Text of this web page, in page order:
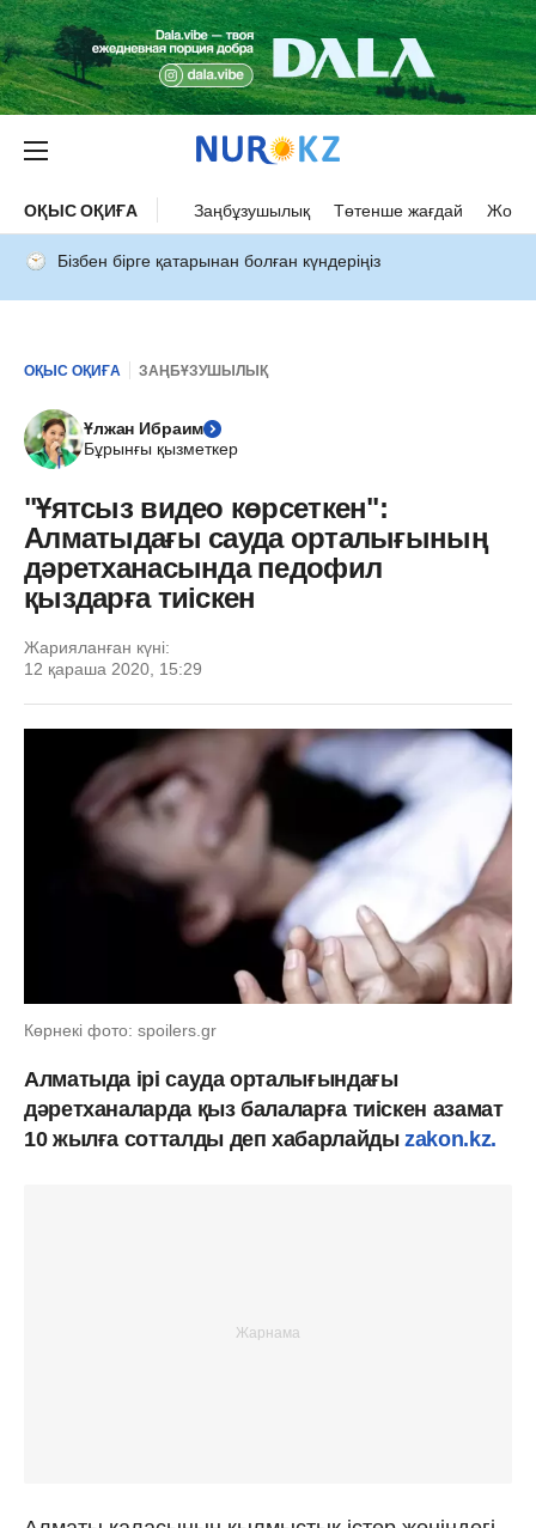
ОҚЫС ОҚИҒА Заңбұзушылық Төтенше жағдай Жол
Бізбен бірге қатарынан болған күндеріңіз
ОҚЫС ОҚИҒА ЗАҢБҰЗУШЫЛЫҚ
Ұлжан Ибраим
Бұрынғы қызметкер
"Ұятсыз видео көрсеткен":
Алматыдағы сауда орталығының
дәретханасында педофил
қыздарға тиіскен
Жарияланған күні:
12 қараша 2020, 15:29
Көрнекі фото: spoilers.gr
Алматыда ірі сауда орталығындағы
дәретханаларда қыз балаларға тиіскен азамат
10 жылға сотталды деп хабарлайдыzakon.kz.